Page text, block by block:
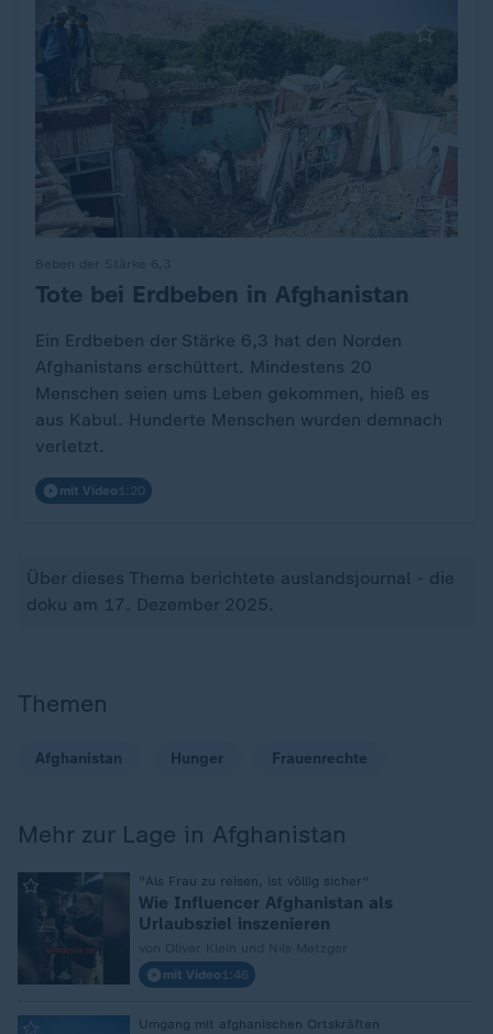
:Tote bei Erdbeben in Afghanistan
Ein Erdbeben der Stärke 6,3 hat den Norden
Afghanistans erschüttert. Mindestens 20
Menschen seien ums Leben gekommen, hieß es
aus Kabul. Hunderte Menschen wurden demnach
verletzt.
mit Video 1:20
Über dieses Thema berichtete auslandsjournal - die
doku am 17. Dezember 2025.
Themen
Afghanistan Hunger Frauenrechte
Mehr zur Lage in Afghanistan
"Als Frau zu reisen, ist völlig sicher"
Wie Influencer Afghanistan als
Urlaubsziel inszenieren
mit Video 1:46
Umgang mit afghanischen Ortskräften